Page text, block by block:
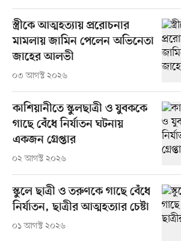
স্ত্রীকে আত্মহত্যায় প্ররোচনার
মামলায় জামিন পেলেন অভিনেতা
জাহের আলভী
০৩ আগস্ট ২০২৬
কাশিয়ানীতে স্কুলছাত্রী ও যুবককে
গাছে বেঁধে নির্যাতন ঘটনায়
একজন গ্রেপ্তার
০২ আগস্ট ২০২৬
স্কুলে ছাত্রী ও তরুণকে গাছে বেঁধে
নির্যাতন, ছাত্রীর আত্মহত্যার চেষ্টা
০১ আগস্ট ২০২৬